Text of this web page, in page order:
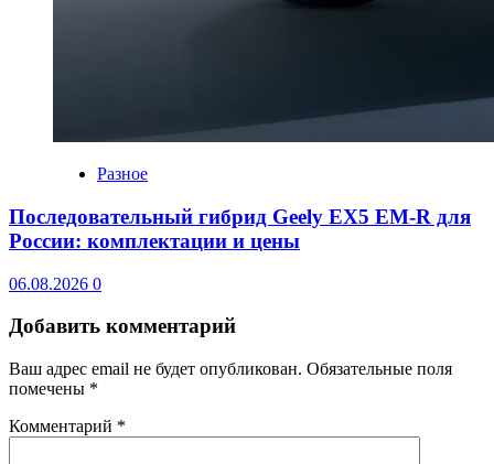
Разное
Последовательный гибрид Geely EX5 EM-R для
России: комплектации и цены
06.08.2026 0
Добавить комментарий
Ваш адрес email не будет опубликован. Обязательные поля
помечены *
Комментарий *